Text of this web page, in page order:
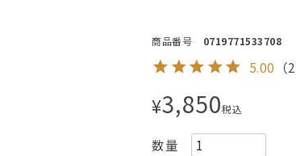
商品番号 0719771533708
5.00 （2
¥3,850税込